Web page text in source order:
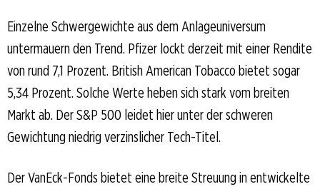
Einzelne Schwergewichte aus dem Anlageuniversum
untermauern den Trend. Pfizer lockt derzeit mit einer Rendite
von rund 7,1 Prozent. British American Tobacco bietet sogar
5,34 Prozent. Solche Werte heben sich stark vom breiten
Markt ab. Der S&P 500 leidet hier unter der schweren
Gewichtung niedrig verzinslicher Tech-Titel.
Der VanEck-Fonds bietet eine breite Streuung in entwickelte